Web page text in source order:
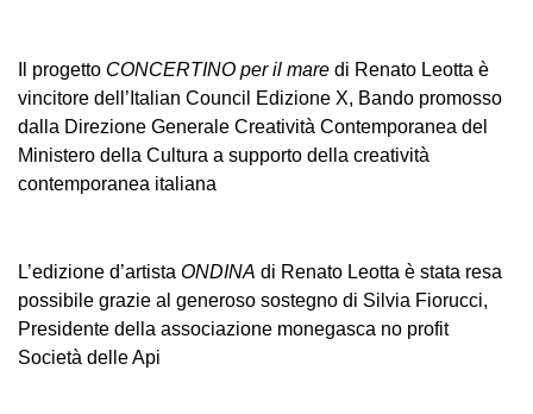
Il progetto CONCERTINO per il mare di Renato Leotta è
vincitore dell’Italian Council Edizione X, Bando promosso
dalla Direzione Generale Creatività Contemporanea del
Ministero della Cultura a supporto della creatività
contemporanea italiana
L’edizione d’artista ONDINA di Renato Leotta è stata resa
possibile grazie al generoso sostegno di Silvia Fiorucci,
Presidente della associazione monegasca no profit
Società delle Api